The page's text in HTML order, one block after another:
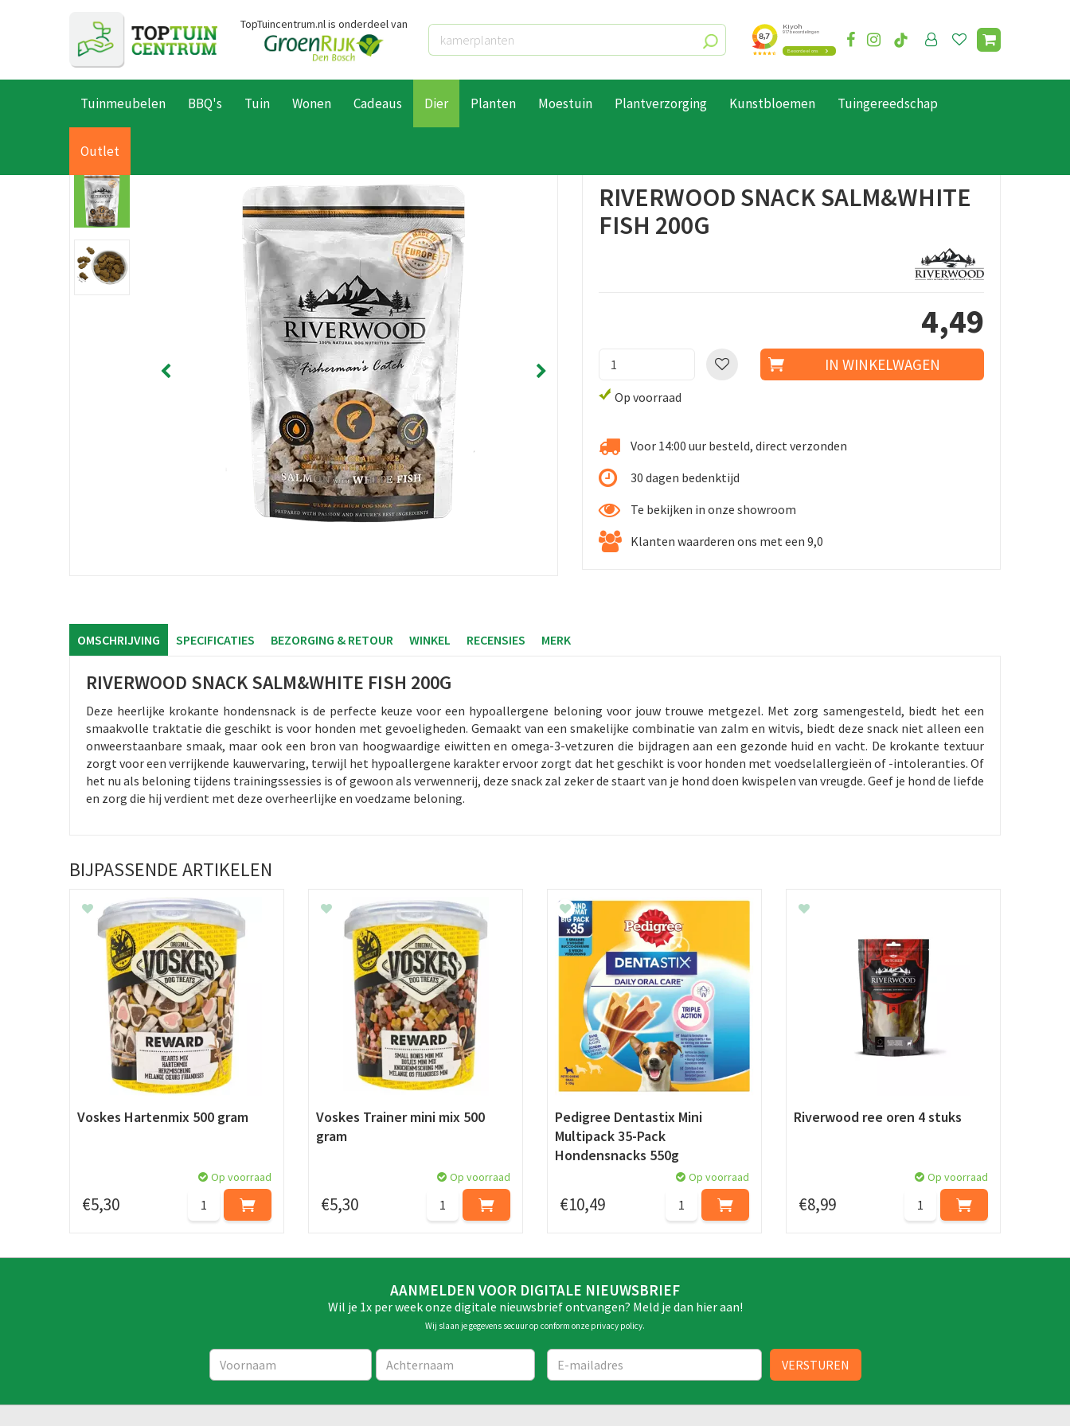
Home Producten
TopTuincentrum.nl is onderdeel van
Tuinmeubelen BBQ's Tuin Wonen Cadeaus Dier Planten Moestuin Plantverzorging Kunstbloemen Tuingereedschap
Outlet
RIVERWOOD SNACK SALM&WHITE
FISH 200G
4,49
Op voorraad
Voor 14:00 uur besteld, direct verzonden
30 dagen bedenktijd
Te bekijken in onze showroom
Klanten waarderen ons met een 9,0
OMSCHRIJVING SPECIFICATIES BEZORGING & RETOUR WINKEL RECENSIES MERK
RIVERWOOD SNACK SALM&WHITE FISH 200G
Deze heerlijke krokante hondensnack is de perfecte keuze voor een hypoallergene beloning voor jouw trouwe metgezel. Met zorg samengesteld, biedt het een
smaakvolle traktatie die geschikt is voor honden met gevoeligheden. Gemaakt van een smakelijke combinatie van zalm en witvis, biedt deze snack niet alleen een
onweerstaanbare smaak, maar ook een bron van hoogwaardige eiwitten en omega-3-vetzuren die bijdragen aan een gezonde huid en vacht. De krokante textuur
zorgt voor een verrijkende kauwervaring, terwijl het hypoallergene karakter ervoor zorgt dat het geschikt is voor honden met voedselallergieën of -intoleranties. Of
het nu als beloning tijdens trainingssessies is of gewoon als verwennerij, deze snack zal zeker de staart van je hond doen kwispelen van vreugde. Geef je hond de liefde
en zorg die hij verdient met deze overheerlijke en voedzame beloning.
BIJPASSENDE ARTIKELEN
Voskes Hartenmix 500 gram
€5,30
Op voorraad
Voskes Trainer mini mix 500
gram
€5,30
Op voorraad
Pedigree Dentastix Mini
Multipack 35-Pack
Hondensnacks 550g
€10,49
Op voorraad
Riverwood ree oren 4 stuks
€8,99
Op voorraad
AANMELDEN VOOR DIGITALE NIEUWSBRIEF
Wil je 1x per week onze digitale nieuwsbrief ontvangen? Meld je dan hier aan!
Wij slaan je gegevens secuur op conform onze privacy policy.